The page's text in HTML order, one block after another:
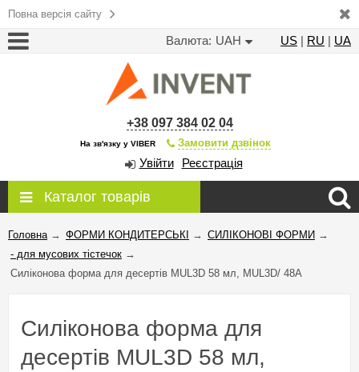
Повна версія сайту
Валюта: UAH US | RU | UA
+38 097 384 02 04
На зв'язку у VIBER Замовити дзвінок
Увійти Реєстрація
Каталог товарів
Головна → ФОРМИ КОНДИТЕРСЬКІ → СИЛІКОНОВІ ФОРМИ →
- для мусових тістечок →
Силіконова форма для десертів MUL3D 58 мл, MUL3D/ 48A
Силіконова форма для
десертів MUL3D 58 мл,